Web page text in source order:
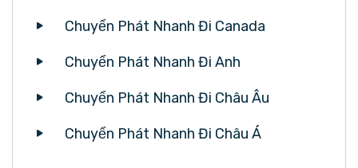
Chuyển Phát Nhanh Đi Canada
Chuyển Phát Nhanh Đi Anh
Chuyển Phát Nhanh Đi Châu Âu
Chuyển Phát Nhanh Đi Châu Á